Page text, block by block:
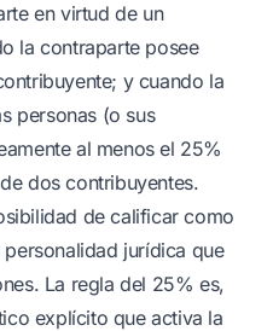
en virtud de un
la contraparte posee
y cuando la
personas (o sus
al menos el 25%
dos contribuyentes.
de calificar como
jurídica que
La regla del 25% es,
explícito que activa la